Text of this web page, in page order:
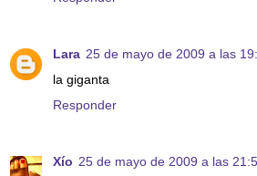
Lara 25 de mayo de 2009 a las
la giganta
Responder
Xío 25 de mayo de 2009 a las